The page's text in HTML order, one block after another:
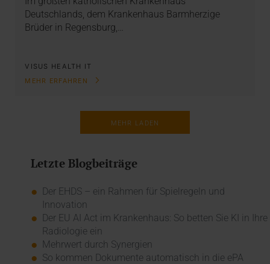
Deutschlands, dem Krankenhaus Barmherzige
Brüder in Regensburg,…
VISUS HEALTH IT
MEHR ERFAHREN
MEHR LADEN
Letzte Blogbeiträge
Der EHDS – ein Rahmen für Spielregeln und
Innovation
Der EU AI Act im Krankenhaus: So betten Sie KI in Ihre
Radiologie ein
Mehrwert durch Synergien
So kommen Dokumente automatisch in die ePA